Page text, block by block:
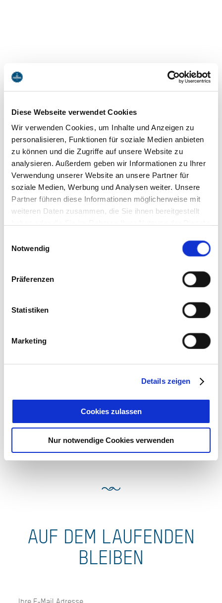
Diese Webseite verwendet Cookies
Wir verwenden Cookies, um Inhalte und Anzeigen zu
personalisieren, Funktionen für soziale Medien anbieten
zu können und die Zugriffe auf unsere Website zu
analysieren. Außerdem geben wir Informationen zu Ihrer
Verwendung unserer Website an unsere Partner für
soziale Medien, Werbung und Analysen weiter. Unsere
Partner führen diese Informationen möglicherweise mit
weiteren Daten zusammen, die Sie ihnen bereitgestellt
Cookies, wenn Sie unsere Webseite weiterhin nutzen.
Notwendig
Präferenzen
Statistiken
Marketing
Details zeigen
Cookies zulassen
Nur notwendige Cookies verwenden
Free Tegernsee WiFi - Wallberg
Wallbergstraße 11
83700
jetzt Route planen
AUF DEM LAUFENDEN
BLEIBEN